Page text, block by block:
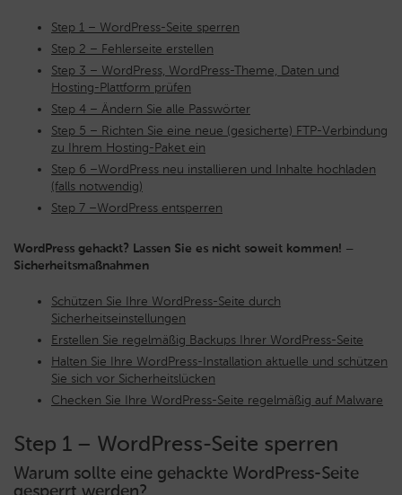
Step 1 – WordPress-Seite sperren
Step 2 – Fehlerseite erstellen
Step 3 – WordPress, WordPress-Theme, Daten und
Hosting-Plattform prüfen
Step 4 – Ändern Sie alle Passwörter
Step 5 – Richten Sie eine neue (gesicherte) FTP-Verbindung
zu Ihrem Hosting-Paket ein
Step 6 –WordPress neu installieren und Inhalte hochladen
(falls notwendig)
Step 7 –WordPress entsperren
WordPress gehackt? Lassen Sie es nicht soweit kommen! –
Sicherheitsmaßnahmen
Schützen Sie Ihre WordPress-Seite durch
Sicherheitseinstellungen
Erstellen Sie regelmäßig Backups Ihrer WordPress-Seite
Halten Sie Ihre WordPress-Installation aktuelle und schützen
Sie sich vor Sicherheitslücken
Checken Sie Ihre WordPress-Seite regelmäßig auf Malware
Step 1 – WordPress-Seite sperren
Warum sollte eine gehackte WordPress-Seite